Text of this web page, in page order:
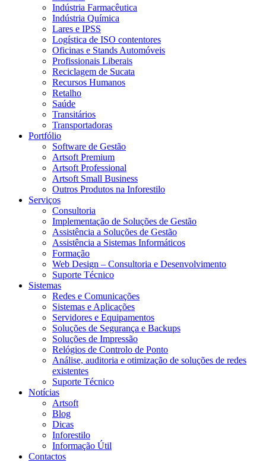
Indústria Farmacêutica
Indústria Química
Lares e IPSS
Logística de ISO contentores
Oficinas e Stands Automóveis
Profissionais Liberais
Reciclagem de Sucata
Recursos Humanos
Retalho
Saúde
Transitários
Transportadoras
Portfólio
Software de Gestão
Artsoft Premium
Artsoft Professional
Artsoft Small Business
Outros Produtos na Inforestilo
Serviços
Consultoria
Implementação de Soluções de Gestão
Assistência a Soluções de Gestão
Assistência a Sistemas Informáticos
Formação
Web Design – Consultoria e Desenvolvimento
Suporte Técnico
Sistemas
Redes e Comunicações
Sistemas e Aplicações
Servidores e Equipamentos
Soluções de Segurança e Backups
Soluções de Impressão
Relógios de Controlo de Ponto
Análise, auditoria e otimização de soluções de redes
existentes
Suporte Técnico
Notícias
Artsoft
Blog
Dicas
Inforestilo
Informação Útil
Contactos